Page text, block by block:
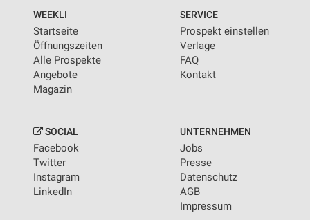
WEEKLI
Startseite
Öffnungszeiten
Alle Prospekte
Angebote
Magazin
SERVICE
Prospekt einstellen
Verlage
FAQ
Kontakt
SOCIAL
Facebook
Twitter
Instagram
LinkedIn
UNTERNEHMEN
Jobs
Presse
Datenschutz
AGB
Impressum